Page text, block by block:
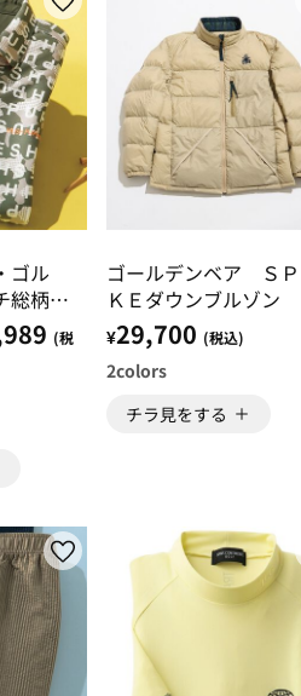
ゴル
総柄ポ
(税
ゴールデンベア ＳＰ
ＫＥダウンブルゾン
¥29,700 (税込)
2colors
チラ見をする